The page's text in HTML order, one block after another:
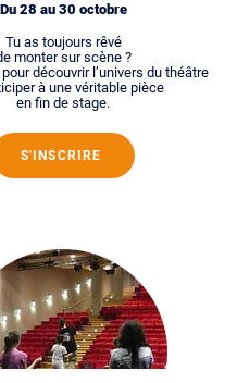
Du 28 au 30 octobre
Tu as toujours rêvé
monter sur scène ?
découvrir l’univers du théâtre
à une véritable pièce
en fin de stage.
S'INSCRIRE